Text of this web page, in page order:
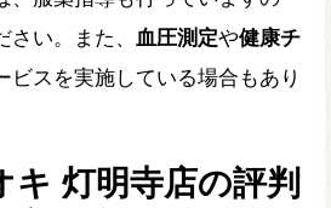
い。また、 血圧測定や健康チ
ビスを実施している場合もあり
キ 灯明寺店の評判